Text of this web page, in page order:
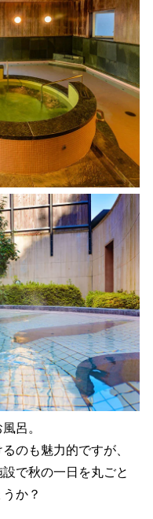
呂。
のも魅力的ですが、
で秋の一日を丸ごと
か？